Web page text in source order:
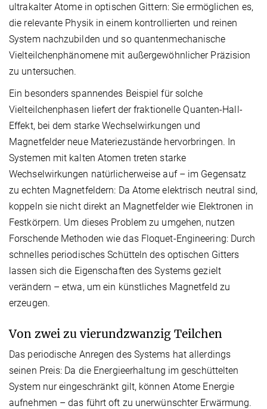
ultrakalter Atome in optischen Gittern: Sie ermöglichen es,
die relevante Physik in einem kontrollierten und reinen
System nachzubilden und so quantenmechanische
Vielteilchenphänomene mit außergewöhnlicher Präzision
zu untersuchen.
Ein besonders spannendes Beispiel für solche
Vielteilchenphasen liefert der fraktionelle Quanten-Hall-
Effekt, bei dem starke Wechselwirkungen und
Magnetfelder neue Materiezustände hervorbringen. In
Systemen mit kalten Atomen treten starke
Wechselwirkungen natürlicherweise auf – im Gegensatz
zu echten Magnetfeldern: Da Atome elektrisch neutral sind,
koppeln sie nicht direkt an Magnetfelder wie Elektronen in
Festkörpern. Um dieses Problem zu umgehen, nutzen
Forschende Methoden wie das Floquet-Engineering: Durch
schnelles periodisches Schütteln des optischen Gitters
lassen sich die Eigenschaften des Systems gezielt
verändern – etwa, um ein künstliches Magnetfeld zu
erzeugen.
Von zwei zu vierundzwanzig Teilchen
Das periodische Anregen des Systems hat allerdings
seinen Preis: Da die Energieerhaltung im geschüttelten
System nur eingeschränkt gilt, können Atome Energie
aufnehmen – das führt oft zu unerwünschter Erwärmung.